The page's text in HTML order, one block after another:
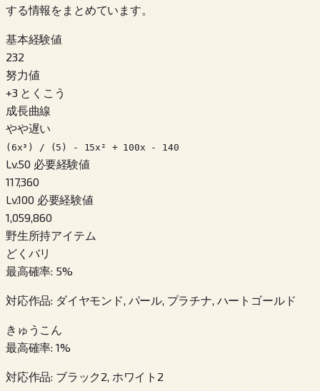
する情報をまとめています。
基本経験値
232
努力値
+3 とくこう
成長曲線
やや遅い
(6x³) / (5) - 15x² + 100x - 140
Lv.50 必要経験値
117,360
Lv.100 必要経験値
1,059,860
野生所持アイテム
どくバリ
最高確率: 5%
対応作品: ダイヤモンド, パール, プラチナ, ハートゴールド
きゅうこん
最高確率: 1%
対応作品: ブラック2, ホワイト2